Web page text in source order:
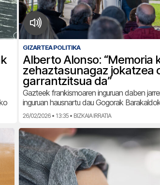
GIZARTEA POLITIKA
Alberto Alonso: “Memoria
zehaztasunagaz jokatzea
garrantzitsua da”
Gazteek frankismoaren inguruan daben
inguruan hausnartu dau Gogorak
26/02/2026 • 13:35 • BIZKAIA IRRATIA